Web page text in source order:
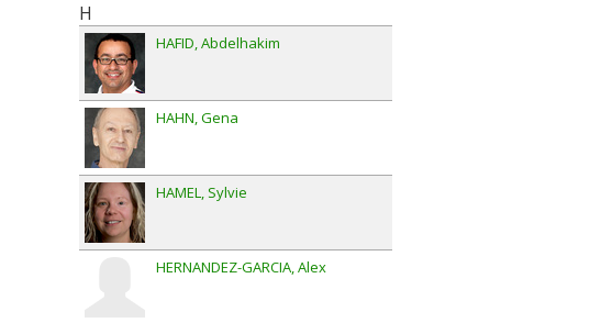
H
HAFID Abdelhakim
HAHN Gena
HAMEL Sylvie
HERNANDEZ-GARCIA Alex